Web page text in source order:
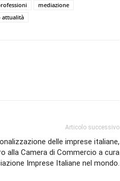
mediazione
attualità
Articolo successivo
delle imprese italiane,
alla Camera di Commercio a cura
Imprese Italiane nel mondo.